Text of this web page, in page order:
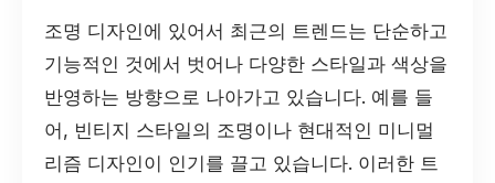
조명 디자인에 있어서 최근의 트렌드는 단순하고
기능적인 것에서 벗어나 다양한 스타일과 색상을
반영하는 방향으로 나아가고 있습니다. 예를 들
어, 빈티지 스타일의 조명이나 현대적인 미니멀
리즘 디자인이 인기를 끌고 있습니다. 이러한 트